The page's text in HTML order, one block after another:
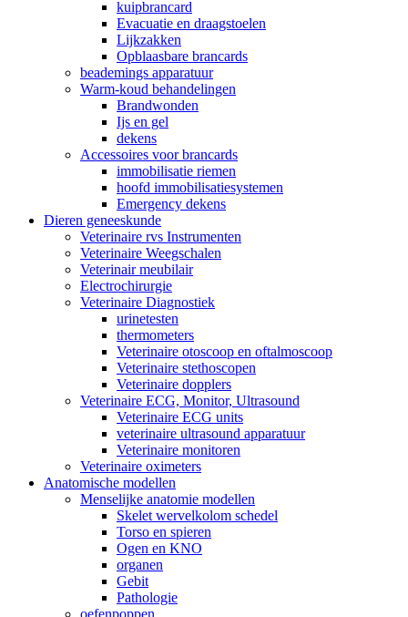
kuipbrancard
Evacuatie en draagstoelen
Lijkzakken
Opblaasbare brancards
beademings apparatuur
Warm-koud behandelingen
Brandwonden
Ijs en gel
dekens
Accessoires voor brancards
immobilisatie riemen
hoofd immobilisatiesystemen
Emergency dekens
Dieren geneeskunde
Veterinaire rvs Instrumenten
Veterinaire Weegschalen
Veterinair meubilair
Electrochirurgie
Veterinaire Diagnostiek
urinetesten
thermometers
Veterinaire otoscoop en oftalmoscoop
Veterinaire stethoscopen
Veterinaire dopplers
Veterinaire ECG, Monitor, Ultrasound
Veterinaire ECG units
veterinaire ultrasound apparatuur
Veterinaire monitoren
Veterinaire oximeters
Anatomische modellen
Menselijke anatomie modellen
Skelet wervelkolom schedel
Torso en spieren
Ogen en KNO
organen
Gebit
Pathologie
oefenpoppen